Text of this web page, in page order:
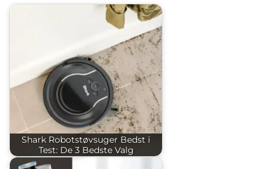
Shark Robotstøvsuger Bedst i
Test: De 3 Bedste Valg